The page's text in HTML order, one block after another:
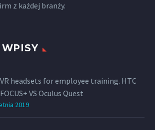
z każdej branży.
headsets for employee training. HTC
VS Oculus Quest
2019